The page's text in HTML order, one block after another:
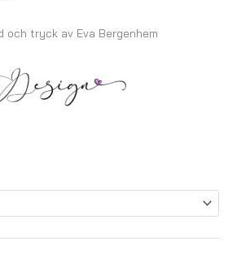
och tryck av Eva Bergenhem